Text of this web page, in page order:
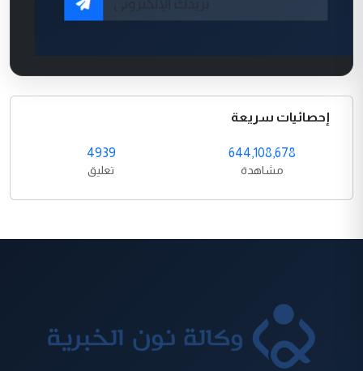
إحصائيات سريعة
644,108,678
مشاهدة
4939
تعليق